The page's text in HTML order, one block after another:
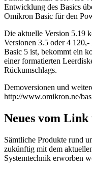
Entwicklung des Basics
Omikron Basic für den
Die aktuelle Version 5.19
Versionen 3.5 oder 4
Basic 5 ist, bekommt ein
einer formatierten
Rückumschlags.
Demoversionen und
http://www.omikron.ne/
Neues vom Link
Sämtliche Produkte rund
zukünftig mit dem
Systemtechnik erworben